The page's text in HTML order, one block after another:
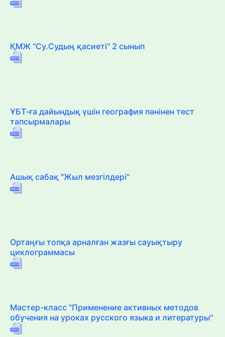
ҚМЖ "Су.Судың қасиеті" 2 сынып
ҰБТ-ға дайындық үшін география пәнінен тест
тапсырмалары
Ашық сабақ "Жыл мезгілдері"
Ортаңғы топқа арналған жазғы сауықтыру
циклограммасы
Мастер-класс "Применение активных методов
обучения на уроках русского языка и литературы"